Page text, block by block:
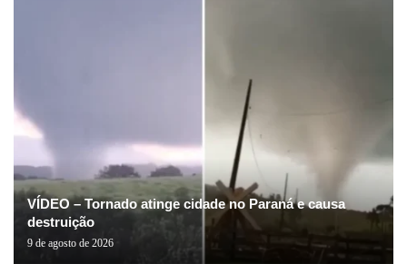
VÍDEO – Tornado atinge cidade no Paraná e causa
destruição
9 de agosto de 2026